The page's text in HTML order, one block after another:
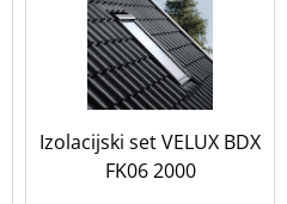
Izolacijski set VELUX BDX
FK06 2000